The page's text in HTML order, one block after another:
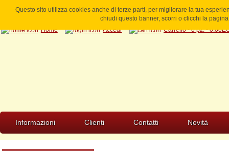
Questo sito utilizza cookies anche di terze parti, per migliorare la tua
chiudi questo banner, scorri o clicchi la
Home
Accedi Carrello - 0 pz. -
Informazioni Clienti Contatti Novità